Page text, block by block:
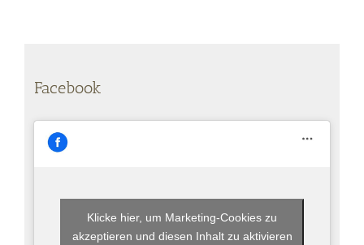
Facebook
Klicke hier, um Marketing-Cookies zu
akzeptieren und diesen Inhalt zu aktivieren